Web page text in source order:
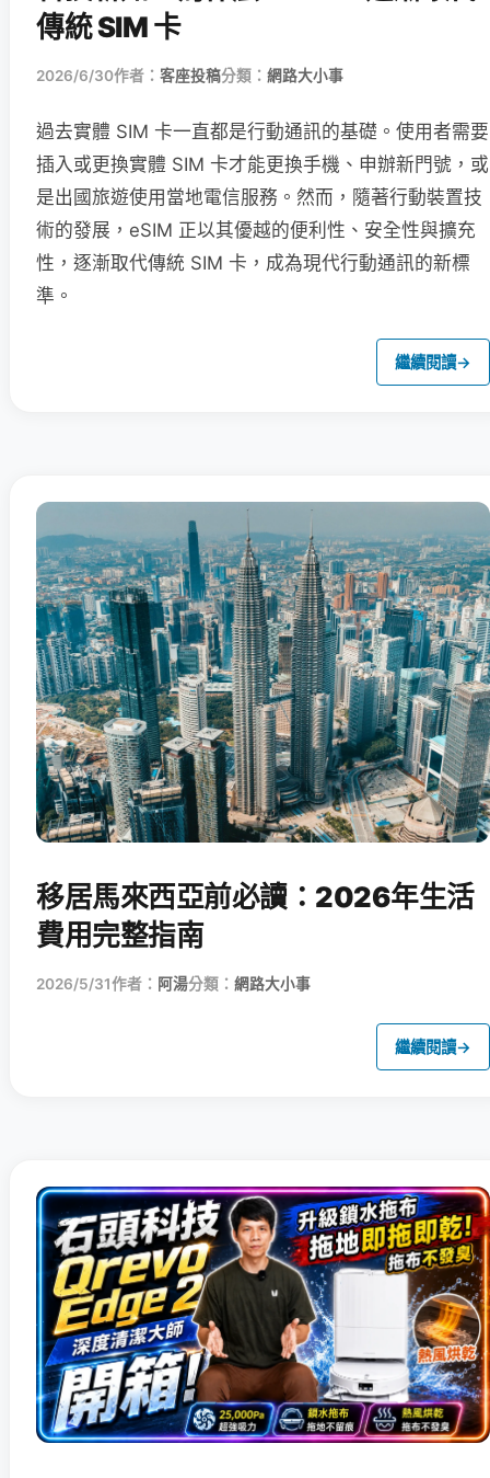
傳統 SIM 卡
2026/6/30作者： 客座投稿分類： 網路大小事
過去實體 SIM 卡一直都是行動通訊的基礎。使用者需要
插入或更換實體 SIM 卡才能更換手機、申辦新門號，或
是出國旅遊使用當地電信服務。然而，隨著行動裝置技
術的發展，eSIM 正以其優越的便利性、安全性與擴充
性，逐漸取代傳統 SIM 卡，成為現代行動通訊的新標
準。
繼續閱讀→
移居馬來西亞前必讀：2026年生活
費用完整指南
2026/5/31作者： 阿湯分類： 網路大小事
繼續閱讀→